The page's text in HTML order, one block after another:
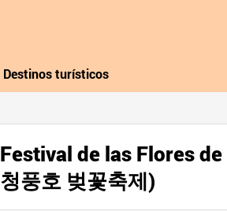
Destinos turísticos
Festival de las Flores
청풍호 벚꽃축제)